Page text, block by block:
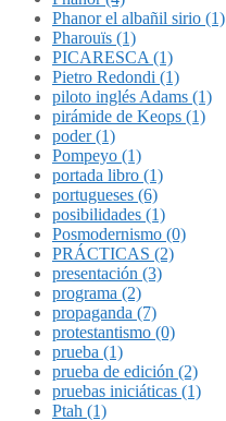
Phanor el albañil sirio (1)
Pharouïs (1)
PICARESCA (1)
Pietro Redondi (1)
piloto inglés Adams (1)
pirámide de Keops (1)
poder (1)
Pompeyo (1)
portada libro (1)
portugueses (6)
posibilidades (1)
Posmodernismo (0)
PRÁCTICAS (2)
presentación (3)
programa (2)
propaganda (7)
protestantismo (0)
prueba (1)
prueba de edición (2)
pruebas iniciáticas (1)
Ptah (1)